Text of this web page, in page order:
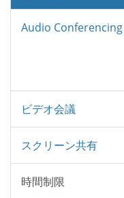
Audio Conferencing
ビデオ会議
スクリーン共有
時間制限